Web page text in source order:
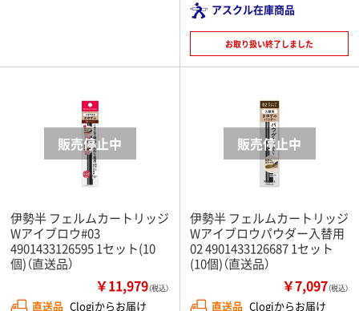
アスクル在庫商品
お取り扱い終了しました
伊勢半 フェルムカートリッジ
Wアイブロウ#03
4901433126595 1セット(10
個)（直送品）
￥11,979（税込）
直送品 Clogiからお届け
伊勢半 フェルムカートリッジ
Wアイブロウパウダー入替用
02 4901433126687 1セット
(10個)（直送品）
￥7,097（税込）
直送品 Clogiからお届け